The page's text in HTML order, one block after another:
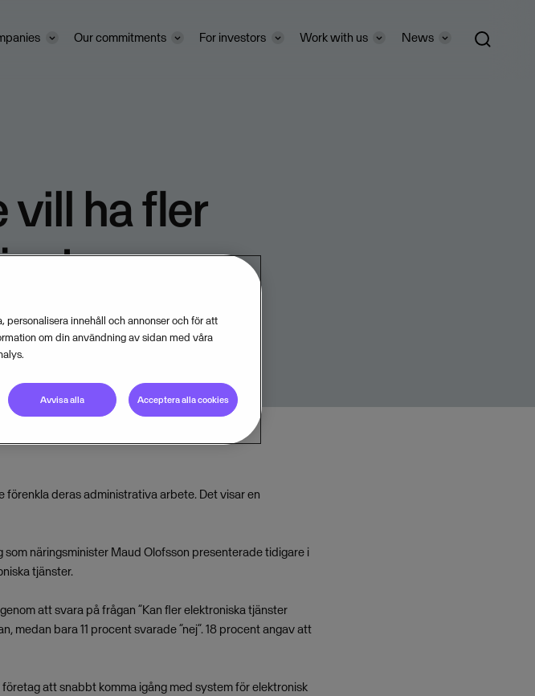
Our commitments For investors Work with us News
vill ha fler
deras administrativa arbete. Det visar en
näringsminister Maud Olofsson presenterade tidigare i
tjänster.
att svara på frågan ”Kan fler elektroniska tjänster
medan bara 11 procent svarade ”nej”. 18 procent angav att
att snabbt komma igång med system för elektronisk
innehåll och annonser och för att
om din användning av sidan med våra
Avvisa alla Acceptera alla cookies